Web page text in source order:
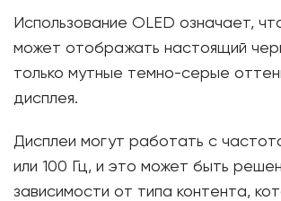
Использование OLED означает,
может отображать настоящий
только мутные темно-серые
дисплея.
Дисплеи могут работать с
или 100 Гц, и это может быть
зависимости от типа контента,